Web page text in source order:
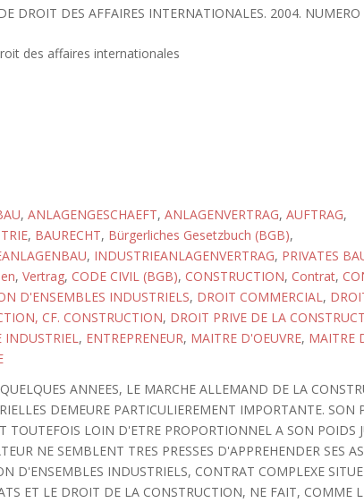
DROIT DES AFFAIRES INTERNATIONALES. 2004.
des affaires internationales
, ANLAGENGESCHAEFT, ANLAGENVERTRAG, AUFTRAG,
, BAURECHT, Bürgerliches Gesetzbuch (BGB),
, INDUSTRIEANLAGENVERTRAG, PRIVATES
, Vertrag, CODE CIVIL (BGB), CONSTRUCTION, Contrat,
D'ENSEMBLES INDUSTRIELS, DROIT COMMERCIAL,
CF. CONSTRUCTION, DROIT PRIVE DE LA
INDUSTRIEL, ENTREPRENEUR, MAITRE D'OEUVRE, MAITRE
ANNEES, LE MARCHE ALLEMAND DE LA
DEMEURE PARTICULIEREMENT IMPORTANTE. SON
TOUTEFOIS LOIN D'ETRE PROPORTIONNEL A SON POIDS
NE SEMBLENT TRES PRESSES D'APPREHENDER SES
D'ENSEMBLES INDUSTRIELS, CONTRAT COMPLEXE
ET LE DROIT DE LA CONSTRUCTION, NE FAIT, COMME